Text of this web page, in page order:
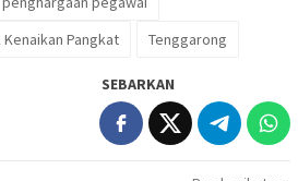
Kenaikan Pangkat Tenggarong
SEBARKAN